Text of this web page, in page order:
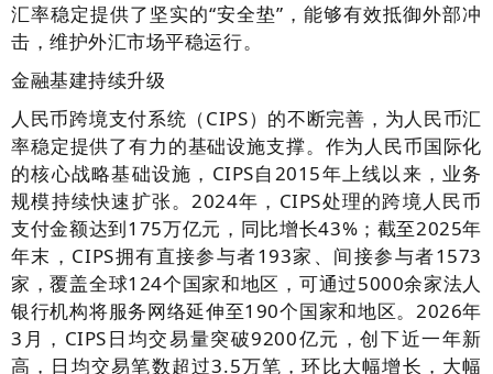
汇率稳定提供了坚实的“安全垫”，能够有效抵御外部冲
击，维护外汇市场平稳运行。
金融基建持续升级
人民币跨境支付系统（CIPS）的不断完善，为人民币汇
率稳定提供了有力的基础设施支撑。作为人民币国际化
的核心战略基础设施，CIPS自2015年上线以来，业务
规模持续快速扩张。2024年，CIPS处理的跨境人民币
支付金额达到175万亿元，同比增长43%；截至2025年
年末，CIPS拥有直接参与者193家、间接参与者1573
家，覆盖全球124个国家和地区，可通过5000余家法人
银行机构将服务网络延伸至190个国家和地区。2026年
3月，CIPS日均交易量突破9200亿元，创下近一年新
高，日均交易笔数超过3.5万笔，环比大幅增长，大幅